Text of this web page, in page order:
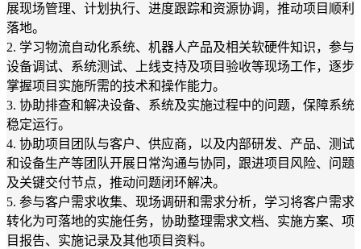
展现场管理、计划执行、进度跟踪和资源协调，推动项目顺利
落地。
2. 学习物流自动化系统、机器人产品及相关软硬件知识，参与
设备调试、系统测试、上线支持及项目验收等现场工作，逐步
掌握项目实施所需的技术和操作能力。
3. 协助排查和解决设备、系统及实施过程中的问题，保障系统
稳定运行。
4. 协助项目团队与客户、供应商，以及内部研发、产品、测试
和设备生产等团队开展日常沟通与协同，跟进项目风险、问题
及关键交付节点，推动问题闭环解决。
5. 参与客户需求收集、现场调研和需求分析，学习将客户需求
转化为可落地的实施任务，协助整理需求文档、实施方案、项
目报告、实施记录及其他项目资料。